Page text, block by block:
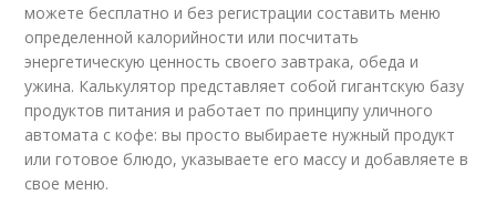
можете бесплатно и без регистрации составить меню
определенной калорийности или посчитать
энергетическую ценность своего завтрака, обеда и
ужина. Калькулятор представляет собой гигантскую базу
продуктов питания и работает по принципу уличного
автомата с кофе: вы просто выбираете нужный продукт
или готовое блюдо, указываете его массу и добавляете в
свое меню.